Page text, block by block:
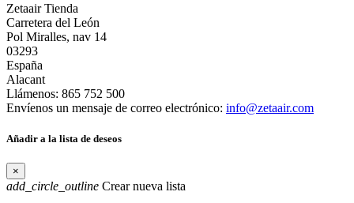
Zetaair Tienda
Carretera del León
Pol Miralles, nav 14
03293
España
Alacant
Llámenos: 865 752 500
Envíenos un mensaje de correo electrónico: info@zetaair.com
Añadir a la lista de deseos
×
add_circle_outline Crear nueva lista